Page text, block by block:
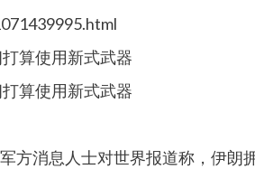
算使用新式武器
算使用新式武器
方消息人士对世界报道称，伊朗